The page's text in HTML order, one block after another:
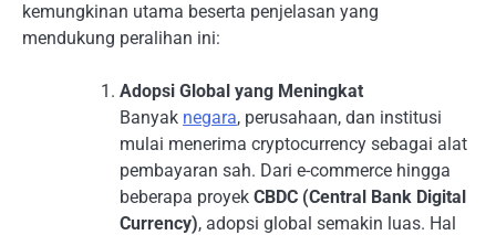
kemungkinan utama beserta penjelasan yang
mendukung peralihan ini:
Adopsi Global yang Meningkat
Banyak negara, perusahaan, dan institusi
mulai menerima cryptocurrency sebagai alat
pembayaran sah. Dari e-commerce hingga
beberapa proyek CBDC (Central Bank Digital
Currency), adopsi global semakin luas. Hal